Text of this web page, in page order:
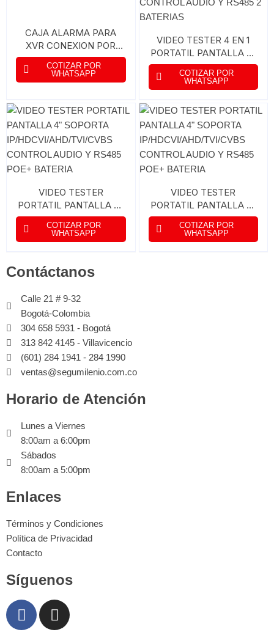
CAJA ALARMA PARA
XVR CONEXION POR
RS485 16CH DE
ENTRADA Y 6CH DE
SALIDA 12V/1A 0.2W
COTIZAR POR
WHATSAPP
VIDEO TESTER 4 EN 1
PORTATIL PANTALLA 4″
SOPORTA
HDCVI/AHD/TVI/CVBS
CONTROL AUDIO Y
RS485 2 BATERIAS
COTIZAR POR
WHATSAPP
VIDEO TESTER
PORTATIL PANTALLA 4″
SOPORTA
IP/HDCVI/AHD/TVI/CVBS
CONTROL AUDIO Y
COTIZAR POR
WHATSAPP
VIDEO TESTER
PORTATIL PANTALLA 4″
SOPORTA
IP/HDCVI/AHD/TVI/CVBS
CONTROL AUDIO Y
COTIZAR POR
WHATSAPP
Contáctanos
Calle 21 # 9-32
Bogotá-Colombia
304 658 5931 - Bogotá
313 842 4145 - Villavicencio
(601) 284 1941 - 284 1990
ventas@segumilenio.com.co
Horario de Atención
Lunes a Viernes
8:00am a 6:00pm
Sábados
8:00am a 5:00pm
Enlaces
Términos y Condiciones
Política de Privacidad
Contacto
Síguenos